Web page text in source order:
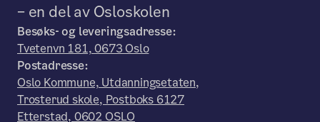
– en del av Osloskolen
Besøks- og leveringsadresse:
Tvetenvn 181, 0673 Oslo
Postadresse:
Oslo Kommune, Utdanningsetaten,
Trosterud skole, Postboks 6127
Etterstad, 0602 OSLO